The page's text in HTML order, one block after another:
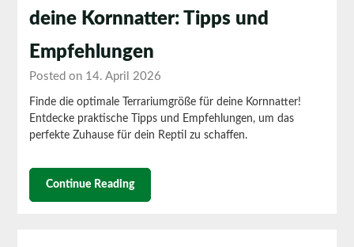
deine Kornnatter: Tipps und
Empfehlungen
Posted on 14. April 2026
Finde die optimale Terrariumgröße für deine Kornnatter!
Entdecke praktische Tipps und Empfehlungen, um das
perfekte Zuhause für dein Reptil zu schaffen.
Continue Reading